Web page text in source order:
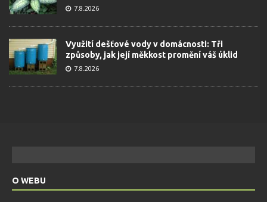
7.8.2026
Využití dešťové vody v domácnosti: Tři
způsoby, jak její měkkost promění váš úklid
7.8.2026
O WEBU